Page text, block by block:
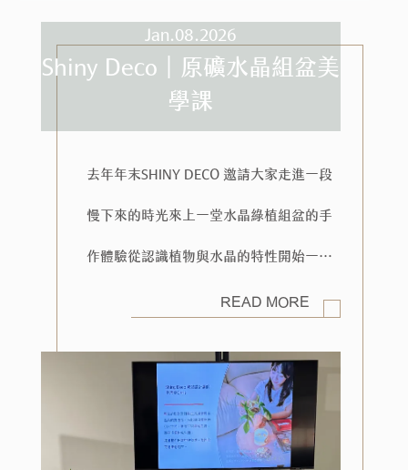
Jan.08.2026
Shiny Deco｜原礦水晶組盆美
學課
去年年末SHINY DECO 邀請大家走進一段
慢下來的時光來上一堂水晶綠植組盆的手
作體驗​從認識植物與水晶的特性開始一層
一層堆疊比例與位置讓作品在雙手之間慢
晶之間空間也跟著安靜了下來​把植物帶入
生活，妝點生活空間讓日常的每一刻與綠
共存​課程紀錄影片:
READ MORE